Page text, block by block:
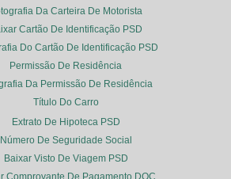
Da Carteira De Motorista
Cartão De Identificação PSD
Do Cartão De Identificação PSD
Permissão De Residência
Da Permissão De Residência
Título Do Carro
Extrato De Hipoteca PSD
Número De Seguridade Social
Baixar Visto De Viagem PSD
Comprovante De Pagamento DOC